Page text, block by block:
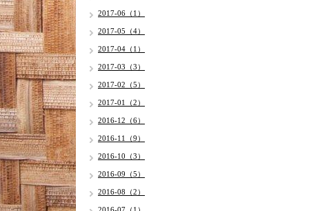
2017-06（1）
2017-05（4）
2017-04（1）
2017-03（3）
2017-02（5）
2017-01（2）
2016-12（6）
2016-11（9）
2016-10（3）
2016-09（5）
2016-08（2）